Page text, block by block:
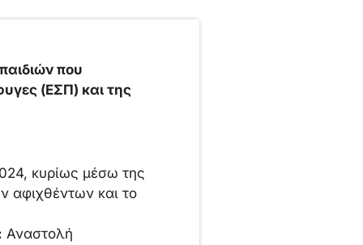
που
(ΕΣΠ) και της
κυρίως μέσω της
αφιχθέντων και το
Αναστολή